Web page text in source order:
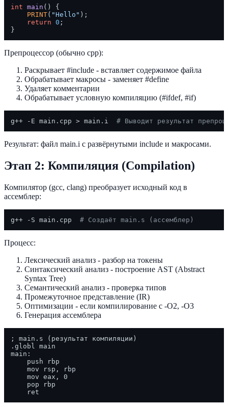
int main ()
{
PRINT( "Hello" );
return 0 ;
Препроцессор (обычно cpp):
Раскрывает #include - вставляет содержимое файла
Обрабатывает макросы - заменяет #define
Удаляет комментарии
Обрабатывает условную компиляцию (#ifdef, #if)
g++ -E main.cpp > main.i # Выводит результат
Результат: файл main.i с развёрнутыми include и макросами.
Этап 2: Компиляция (Compilation)
Компилятор (gcc, clang) преобразует исходный код в
ассемблер:
g++ -S main.cpp # Создаёт main.s (ассемблер)
Процесс:
Лексический анализ - разбор на токены
Синтаксический анализ - построение AST (Abstract
Syntax Tree)
Семантический анализ - проверка типов
Промежуточное представление (IR)
Оптимизации - если компилирование с -O2, -O3
Генерация ассемблера
; main.s (результат компиляции)
.globl main
main:
    push rbp
    mov rsp, rbp
    mov eax, 0
    pop rbp